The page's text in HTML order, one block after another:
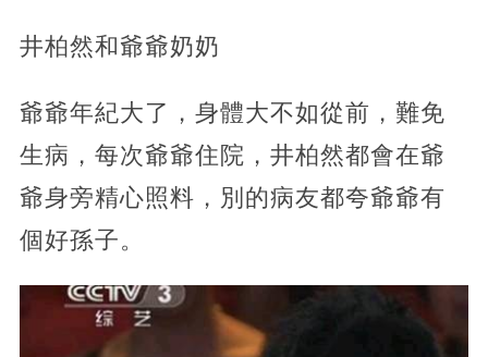
井柏然和爺爺奶奶
爺爺年紀大了，身體大不如從前，難免
生病，每次爺爺住院，井柏然都會在爺
爺身旁精心照料，別的病友都夸爺爺有
個好孫子。